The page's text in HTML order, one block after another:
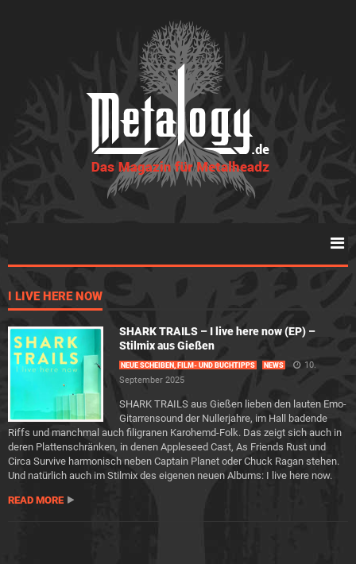
I LIVE HERE NOW
SHARK TRAILS – I live here now (EP) –
Stilmix aus Gießen
NEUE SCHEIBEN, FILM- UND BUCHTIPPS NEWS
10.
September 2025
SHARK TRAILS aus Gießen lieben den lauten Emo-
Gitarrensound der Nullerjahre, im Hall badende
Riffs und manchmal auch filigranen Karohemd-Folk. Das zeigt sich auch in
deren Plattenschränken, in denen Appleseed Cast, As Friends Rust und
Circa Survive harmonisch neben Captain Planet oder Chuck Ragan stehen.
Und natürlich auch im Stilmix des eigenen neuen Albums: I live here now.
READ MORE